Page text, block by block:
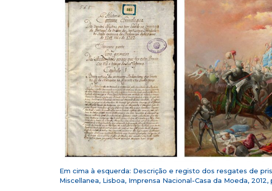
Em cima à esquerda: Descrição e registo dos resgates de
Miscellanea, Lisboa, Imprensa Nacional-Casa da Moeda,